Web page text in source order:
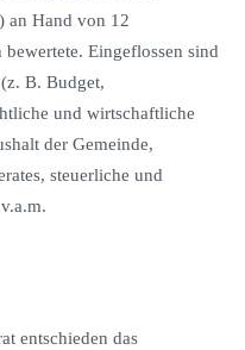
an Hand von 12
Eingeflossen sind
B. Budget,
und wirtschaftliche
der Gemeinde,
steuerliche und
entschieden das